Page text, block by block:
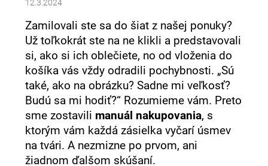
12.3.2024
Zamilovali ste sa do šiat z našej ponuky?
Už toľkokrát ste na ne klikli a predstavovali
si, ako si ich oblečiete, no od vloženia do
košíka vás vždy odradili pochybnosti. „Sú
také, ako na obrázku? Sadne mi veľkosť?
Budú sa mi hodiť?“ Rozumieme vám. Preto
sme zostavili manuál nakupovania, s
ktorým vám každá zásielka vyčarí úsmev
na tvári. A nezmizne po prvom, ani
žiadnom ďalšom skúšaní.